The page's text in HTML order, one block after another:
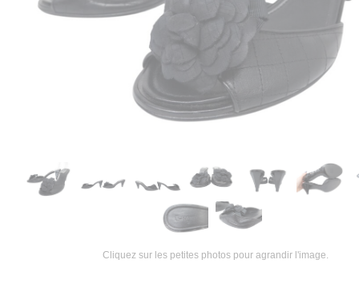
Cliquez sur les petites photos pour agrandir l'image.